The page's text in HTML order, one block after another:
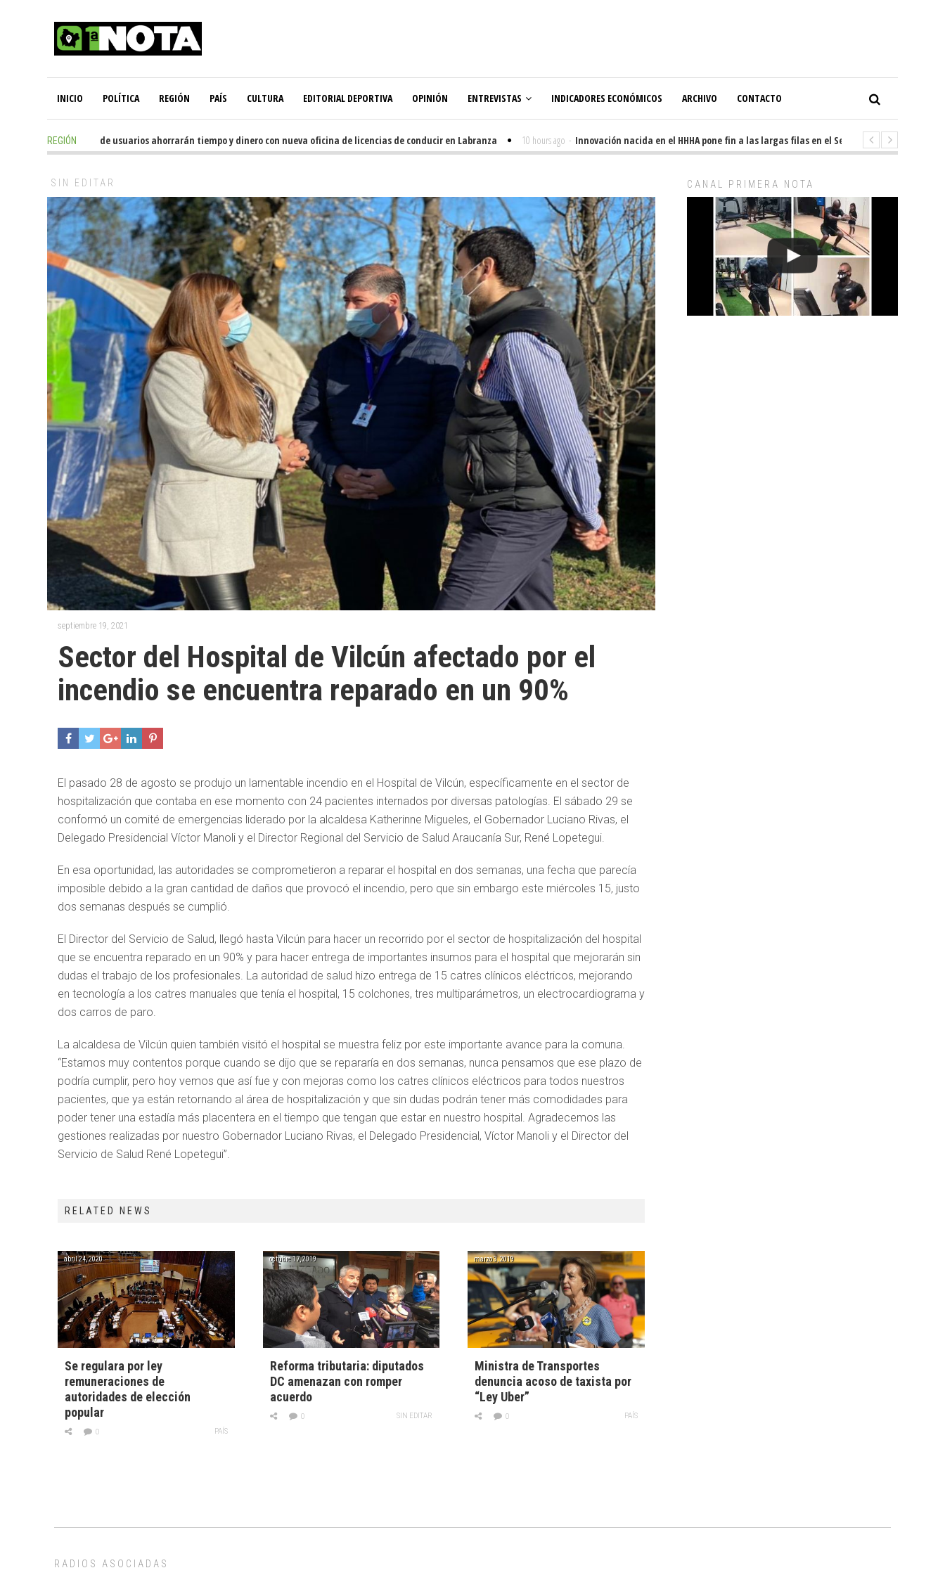
INICIO POLÍTICA REGIÓN PAÍS CULTURA EDITORIAL DEPORTIVA OPINIÓN ENTREVISTAS INDICADORES ECONÓMICOS ARCHIVO CONTACTO
REGIÓN
10 hours ago - Miles de usuarios ahorrarán tiempo y dinero con nueva oficina de licencias de conducir en Labranza 10 hours ago - Innovación nacida en el HHHA pone fin a las largas filas en el Servicio de Imagenología
SIN EDITAR
septiembre 19, 2021
Sector del Hospital de Vilcún afectado por el
incendio se encuentra reparado en un 90%
El pasado 28 de agosto se produjo un lamentable incendio en el Hospital de Vilcún, específicamente en el sector de
hospitalización que contaba en ese momento con 24 pacientes internados por diversas patologías. El sábado 29 se
conformó un comité de emergencias liderado por la alcaldesa Katherinne Migueles, el Gobernador Luciano Rivas, el
Delegado Presidencial Víctor Manoli y el Director Regional del Servicio de Salud Araucanía Sur, René Lopetegui.
En esa oportunidad, las autoridades se comprometieron a reparar el hospital en dos semanas, una fecha que parecía
imposible debido a la gran cantidad de daños que provocó el incendio, pero que sin embargo este miércoles 15, justo
dos semanas después se cumplió.
El Director del Servicio de Salud, llegó hasta Vilcún para hacer un recorrido por el sector de hospitalización del hospital
que se encuentra reparado en un 90% y para hacer entrega de importantes insumos para el hospital que mejorarán sin
dudas el trabajo de los profesionales. La autoridad de salud hizo entrega de 15 catres clínicos eléctricos, mejorando
en tecnología a los catres manuales que tenía el hospital, 15 colchones, tres multiparámetros, un electrocardiograma y
dos carros de paro.
La alcaldesa de Vilcún quien también visitó el hospital se muestra feliz por este importante avance para la comuna.
“Estamos muy contentos porque cuando se dijo que se repararía en dos semanas, nunca pensamos que ese plazo de
podría cumplir, pero hoy vemos que así fue y con mejoras como los catres clínicos eléctricos para todos nuestros
pacientes, que ya están retornando al área de hospitalización y que sin dudas podrán tener más comodidades para
poder tener una estadía más placentera en el tiempo que tengan que estar en nuestro hospital. Agradecemos las
gestiones realizadas por nuestro Gobernador Luciano Rivas, el Delegado Presidencial, Víctor Manoli y el Director del
Servicio de Salud René Lopetegui”.
RELATED NEWS
abril 24, 2020
Se regulara por ley
remuneraciones de
autoridades de elección
popular
PAÍS
0
octubre 17, 2019
Reforma tributaria: diputados
DC amenazan con romper
acuerdo
SIN EDITAR
0
marzo 3, 2019
Ministra de Transportes
denuncia acoso de taxista por
“Ley Uber”
PAÍS
0
CANAL PRIMERA NOTA
RADIOS ASOCIADAS